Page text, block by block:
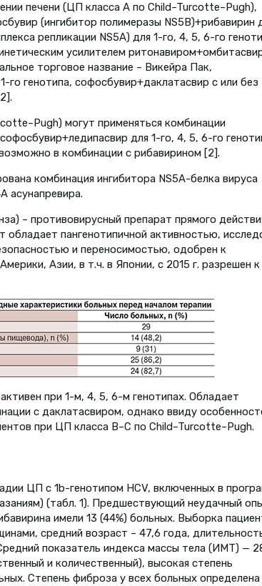
печени (ЦП класса А по Child–Turcotte–Pugh),
(ингибитор полимеразы NS5B)+рибавирин
репликации NS5А) для 1-го, 4, 5, 6-го
усилителем
торговое название – Викейра Пак,
генотипа, софосбувир+даклатасвир с или без
могут применяться комбинации
для 1-го, 4, 5, 6-го
в комбинации с рибавирином [2].
комбинация ингибитора NS5A-белка вируса
асунапревира.
– противовирусный препарат прямого
пангенотипичной активностью,
и переносимостью, одобрен к
Азии, в т.ч. в Японии, с 2015 г. разрешен к
при 1-м, 4, 5, 6-м генотипах. Обладает
с даклатасвиром, однако ввиду
при ЦП класса В–С по Child–Turcotte–Pugh.
ЦП с 1b-генотипом HCV, включенных в
(табл. 1). Предшествующий неудачный
имели 13 (44%) больных. Выборка
средний возраст – 47,6 года,
показатель индекса массы тела (ИМТ) —
и количественный), высокая степень
Степень фиброза у всех больных определена